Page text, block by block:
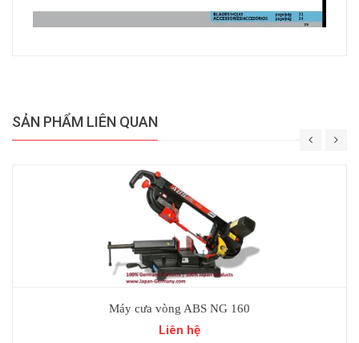
SẢN PHẨM LIÊN QUAN
Máy cưa vòng ABS NG 160
Liên hệ